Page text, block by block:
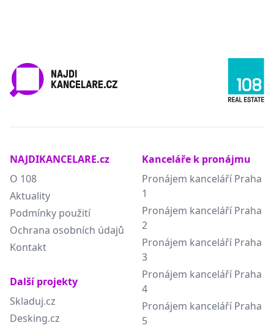
NAJDIKANCELARE.cz
O 108
Aktuality
Podmínky použití
Ochrana osobních údajů
Kontakt
Další projekty
Skladuj.cz
Desking.cz
Kanceláře k pronájmu
Pronájem kanceláří Praha
1
Pronájem kanceláří Praha
2
Pronájem kanceláří Praha
3
Pronájem kanceláří Praha
4
Pronájem kanceláří Praha
5